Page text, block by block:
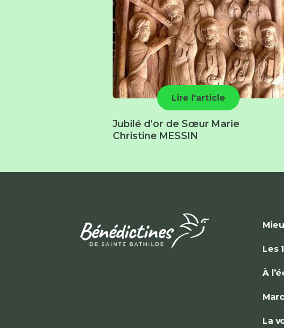
Lire l'article
Jubilé d’or de Sœur Marie
Christine MESSIN
Les
À
La